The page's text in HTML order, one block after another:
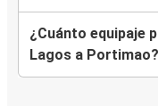
¿Cuánto equipaje
Lagos a Portimao?